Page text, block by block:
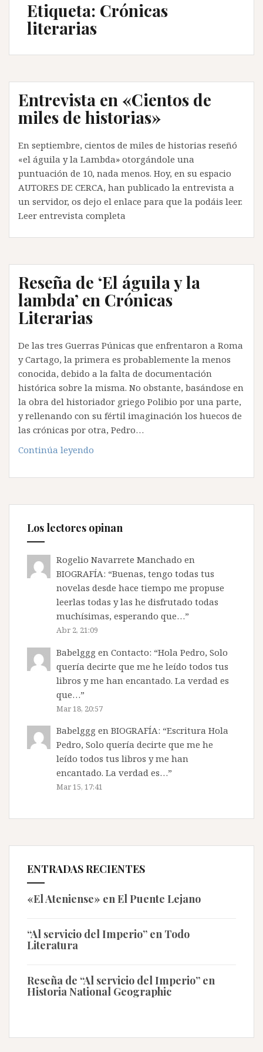
Etiqueta: Crónicas
literarias
Entrevista en «Cientos de
miles de historias»
En septiembre, cientos de miles de historias reseñó
«el águila y la Lambda» otorgándole una
puntuación de 10, nada menos. Hoy, en su espacio
AUTORES DE CERCA, han publicado la entrevista a
un servidor, os dejo el enlace para que la podáis leer.
Leer entrevista completa
Reseña de ‘El águila y la
lambda’ en Crónicas
Literarias
De las tres Guerras Púnicas que enfrentaron a Roma
y Cartago, la primera es probablemente la menos
conocida, debido a la falta de documentación
histórica sobre la misma. No obstante, basándose en
la obra del historiador griego Polibio por una parte,
y rellenando con su fértil imaginación los huecos de
las crónicas por otra, Pedro…
Continúa leyendo
‘El
y
lambda’
Crónicas
Literarias
Los lectores opinan
Rogelio Navarrete Manchado en
BIOGRAFÍA: “Buenas, tengo todas tus
novelas desde hace tiempo me propuse
leerlas todas y las he disfrutado todas
muchísimas, esperando que…”
Abr 2, 21:09
Babelggg en Contacto: “Hola Pedro, Solo
quería decirte que me he leído todos tus
libros y me han encantado. La verdad es
que…”
Mar 18, 20:57
Babelggg en BIOGRAFÍA: “Escritura Hola
Pedro, Solo quería decirte que me he
leído todos tus libros y me han
encantado. La verdad es…”
Mar 15, 17:41
ENTRADAS RECIENTES
«El Ateniense» en El Puente Lejano
“Al servicio del Imperio” en Todo
Literatura
Reseña de “Al servicio del Imperio” en
Historia National Geographic